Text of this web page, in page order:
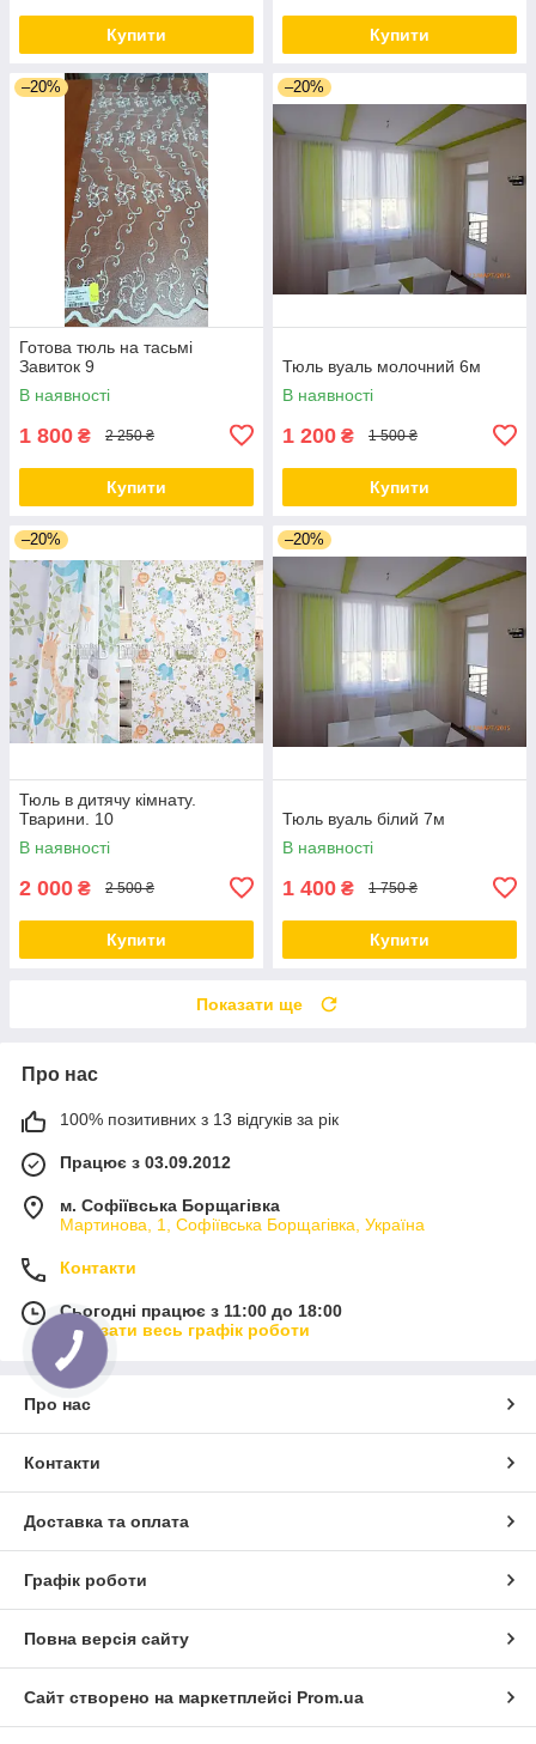
Купити Купити
–20%
Готова тюль на тасьмі
Завиток 9
В наявності
1 800 ₴ 2 250 ₴
Купити
–20%
Тюль вуаль молочний 6м
В наявності
1 200 ₴ 1 500 ₴
Купити
–20%
Тюль в дитячу кімнату.
Тварини. 10
В наявності
2 000 ₴ 2 500 ₴
Купити
–20%
Тюль вуаль білий 7м
В наявності
1 400 ₴ 1 750 ₴
Купити
Показати ще
Про нас
100% позитивних з 13 відгуків за рік
Працює з 03.09.2012
м. Софіївська Борщагівка
Мартинова, 1, Софіївська Борщагівка, Україна
Контакти
Сьогодні працює з 11:00 до 18:00
Показати весь графік роботи
Про нас
Контакти
Доставка та оплата
Графік роботи
Повна версія сайту
Сайт створено на маркетплейсі Prom.ua